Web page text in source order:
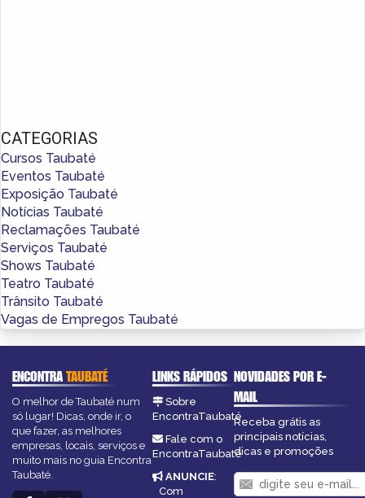
CATEGORIAS
Cursos Taubaté
Eventos Taubaté
Exposição Taubaté
Notícias Taubaté
Reclamações Taubaté
Serviços Taubaté
Shows Taubaté
Teatro Taubaté
Trânsito Taubaté
Vagas de Empregos Taubaté
ENCONTRATAUBATÉ
O melhor de Taubaté num
só lugar! Dicas, onde ir, o
que fazer, as melhores
empresas, locais, serviços e
muito mais no guia Encontra
Taubaté.
LINKS RÁPIDOS
Sobre
EncontraTaubaté
Fale com o
EncontraTaubaté
ANUNCIE:
Com
NOVIDADES POR E-
MAIL
Receba grátis as
principais notícias,
dicas e promoções